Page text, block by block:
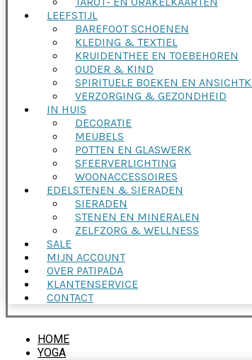
LEEFSTIJL
BAREFOOT SCHOENEN
KLEDING & TEXTIEL
KRUIDENTHEE EN TOEBEHOREN
OUDER & KIND
SPIRITUELE BOEKEN EN
VERZORGING & GEZONDHEID
IN HUIS
DECORATIE
MEUBELS
POTTEN EN GLASWERK
SFEERVERLICHTING
WOONACCESSOIRES
EDELSTENEN & SIERADEN
SIERADEN
STENEN EN MINERALEN
ZELFZORG & WELLNESS
SALE
MIJN ACCOUNT
OVER PATIPADA
KLANTENSERVICE
CONTACT
HOME
YOGA